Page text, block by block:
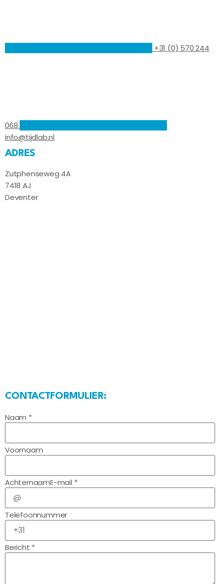
+31 (0) 570 244
068
info@tijdlab.nl
ADRES
Zutphenseweg 4A
7418 AJ
Deventer
CONTACTFORMULIER:
Naam *
Voornaam
AchternaamE-mail *
Telefoonnummer
Bericht *